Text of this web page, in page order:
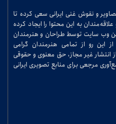
و نقوش غنی ایرانی سعی کرده تا
به این محتوا را ایجاد کرده
وب سایت توسط طراحان و هنرمندان
این رو از تمامی هنرمندان گرامی
انتشار غیر مجاز، حق معنوی و حقوقی
مرجعی برای منابع تصویری ایرانی